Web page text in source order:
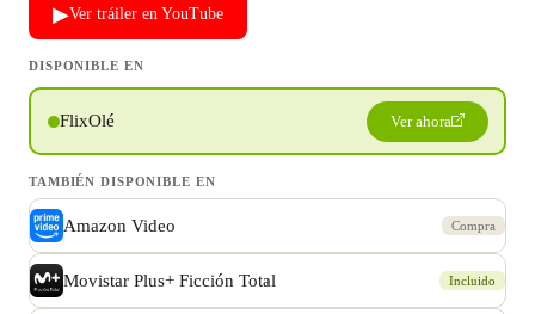
▶Ver tráiler en YouTube
DISPONIBLE EN
FlixOlé Ver ahora
TAMBIÉN DISPONIBLE EN
Amazon Video Compra
Movistar Plus+ Ficción Total Incluido